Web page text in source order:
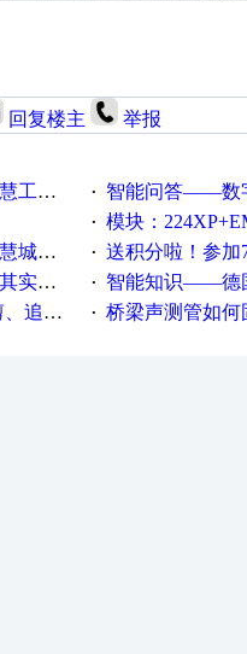
回复楼主 举报
什么？ · 智能问答——数字化工厂与
· 模块：
亮相 · 送积分啦！参加7月6日
人品 · 智能知识——德国工业崛起
能块 · 桥梁声测管如何固